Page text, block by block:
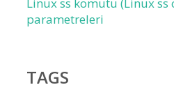
parametreleri
TAGS